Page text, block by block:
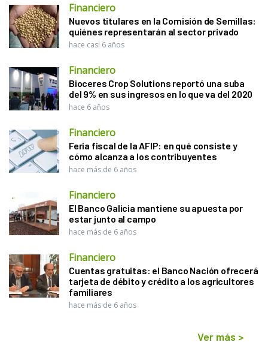
Financiero
Nuevos titulares en la Comisión de Semillas:
quiénes representarán al sector privado
hace casi 6 años
Financiero
Bioceres Crop Solutions reportó una suba
del 9% en sus ingresos en lo que va del 2020
hace 6 años
Financiero
Feria fiscal de la AFIP: en qué consiste y
cómo alcanza a los contribuyentes
hace más de 6 años
Financiero
El Banco Galicia mantiene su apuesta por
estar junto al campo
hace más de 6 años
Financiero
Cuentas gratuitas: el Banco Nación ofrecerá
tarjeta de débito y crédito a los agricultores
familiares
hace más de 6 años
Ver más >